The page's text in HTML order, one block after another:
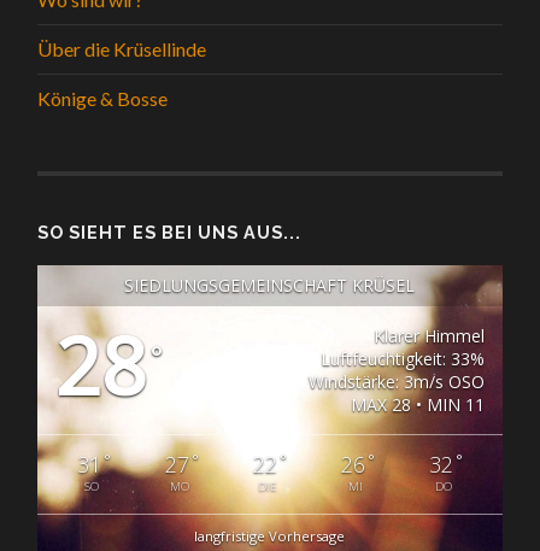
Über die Krüsellinde
Könige & Bosse
SO SIEHT ES BEI UNS AUS...
SIEDLUNGSGEMEINSCHAFT KRÜSEL
28°
Klarer Himmel
Luftfeuchtigkeit: 33%
Windstärke: 3m/s OSO
MAX 28 • MIN 11
31°
SO
27°
MO
22 °
DIE
26°
MI
32 °
DO
langfristige Vorhersage